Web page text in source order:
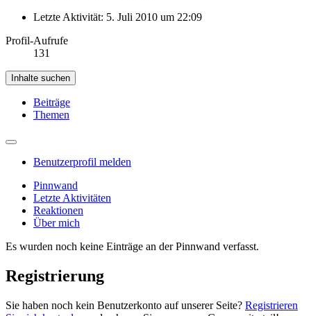
Letzte Aktivität: 5. Juli 2010 um 22:09
Profil-Aufrufe
131
Inhalte suchen
Beiträge
Themen
Benutzerprofil melden
Pinnwand
Letzte Aktivitäten
Reaktionen
Über mich
Es wurden noch keine Einträge an der Pinnwand verfasst.
Registrierung
Sie haben noch kein Benutzerkonto auf unserer Seite? Registrieren